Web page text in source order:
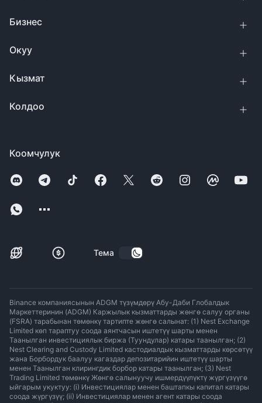
Коомчулук
Тема
Бизнес
Окуу
Кызмат
Колдоо
Binance компаниясынын ADGM түзүмдөрү Абу-Даби Глобалдык
Маркеттеринин (ADGM) Каржылык кызматтарды жөнгө салуу органы
(FSRA) тарабынан төмөнкү тартипте жөнгө салынат: (1) Nest Exchange
Limited көп тараптуу соода аянтчасын иштетүү шарты менен
Таанылган инвестициялык биржа (Туундулар) катары таанылган; (2)
Nest Clearing and Custody Limited кастодиалдык кызматтарды көрсөтүү
жана Борбордук баалуу кагаздар депозитарийин иштетүү шарты
менен Таанылган клирингдик борбор катары таанылган; (3) Nest
Trading Limited төмөнкү Жөнгө салынуучу ишмердүүлүктү жүргүзүүгө
ыйгарым укуктуу: (i) Инвестициялар менен баштапкы капитал катары
соода жүргүзүү; (ii) Инвестициялар менен агент катары соода